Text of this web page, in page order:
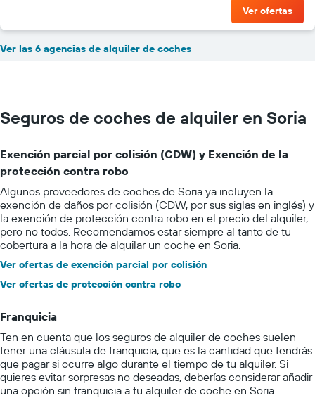
Ver ofertas
Ver las 6 agencias de alquiler de coches
Seguros de coches de alquiler en Soria
Exención parcial por colisión (CDW) y Exención de la
protección contra robo
Algunos proveedores de coches de Soria ya incluyen la
exención de daños por colisión (CDW, por sus siglas en inglés) y
la exención de protección contra robo en el precio del alquiler,
pero no todos. Recomendamos estar siempre al tanto de tu
cobertura a la hora de alquilar un coche en Soria.
Ver ofertas de exención parcial por colisión
Ver ofertas de protección contra robo
Franquicia
Ten en cuenta que los seguros de alquiler de coches suelen
tener una cláusula de franquicia, que es la cantidad que tendrás
que pagar si ocurre algo durante el tiempo de tu alquiler. Si
quieres evitar sorpresas no deseadas, deberías considerar añadir
una opción sin franquicia a tu alquiler de coche en Soria.